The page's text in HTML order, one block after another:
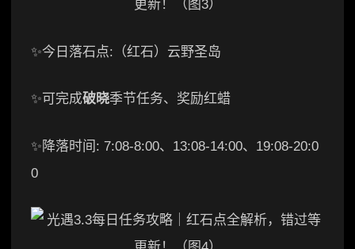
✨今日落石点:（红石）云野圣岛
✨可完成破晓季节任务、奖励红蜡
✨降落时间: 7:08-8:00、13:08-14:00、19:08-20:0
0